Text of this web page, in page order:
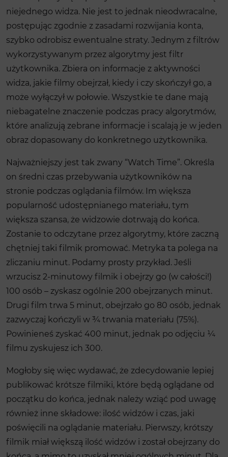
niejednego widza. Nie jest to jednak nieodwracalne,
postępując zgodnie z zasadami rozwijania konta,
szybko odrobisz ewentualne straty. Jednym z filtrów
wykorzystywanym przez algorytmy jest filtr
użytkownika. Zbiera on informacje z aktywności
widza, jakie filmy obejrzał, kiedy i czy skończył go, a
może wyłączył w połowie. Wszystkie te dane mają
niebagatelne znaczenie podczas pracy algorytmów,
które analizują zebrane informacje i scalają je w jeden
obraz dopasowany do konkretnego użytkownika.
Najważniejszy jest tak zwany “Watch Time”. Określa
on średni czas przebywania użytkowników na
stronie podczas oglądania filmów. Im większa
popularność udostępnianego materiału, tym
większa szansa, że widzowie dotrwają do końca.
Zostanie to odczytane przez algorytmy, które zaczną
chętniej taki filmik promować. Metryka ta polega na
zliczaniu minut. Podamy prosty przykład. Jeśli
wrzucisz 2-minutowy filmik i obejrzy go (w całości!)
100 osób – zyskasz ogólnie 200 obejrzanych minut.
Drugi film trwa 5 minut, obejrzało go 80 osób, jednak
zazwyczaj kończyli w ¾ trwania materiału (75%).
Powinieneś zyskać 400 minut, jednak po odjęciu ¼
filmu zyskujesz ich 300.
Mogłoby się więc wydawać, że zdecydowanie lepiej
publikować krótsze filmiki, które będą oglądane od
początku do końca, jednak należy wziąć pod uwagę
również inne składowe: ilość widzów i czas, jaki
poświęcili na oglądanie materiału. Pierwszy, krótszy
filmik miał większą ilość widzów i został obejrzany do